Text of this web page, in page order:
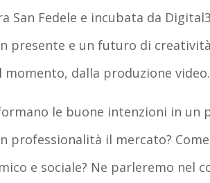
San Fedele e incubata da
presente e un futuro di
dalla produzione video.
le buone intenzioni in un
professionalità il mercato?
e sociale? Ne parleremo nel